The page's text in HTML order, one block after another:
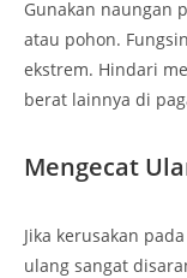
Gunakan naungan
atau pohon.
ekstrem. Hindari
berat lainnya di
Mengecat
Jika kerusakan
ulang sangat